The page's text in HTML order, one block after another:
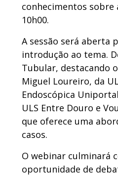
conhecimentos sobre
10h00.
A sessão será aberta
introdução ao tema.
Tubular, destacando
Miguel Loureiro, da
Endoscópica
ULS Entre Douro e
que oferece uma
casos.
O webinar culminará
oportunidade de